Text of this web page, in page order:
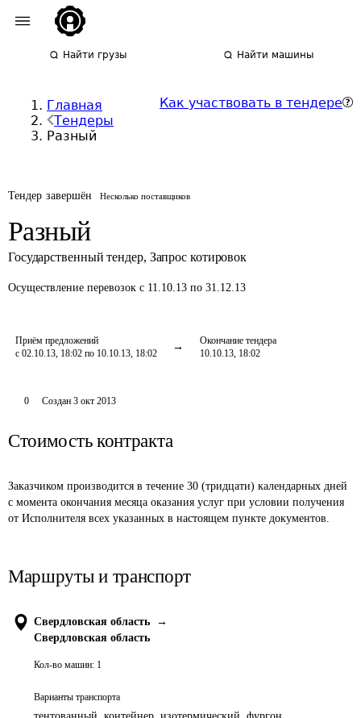
Найти грузы Найти машины
Главная
Тендеры
Разный
Как участвовать в тендере
Тендер завершён Несколько поставщиков
Разный
Государственный тендер, Запрос котировок
Осуществление перевозок с 11.10.13 по 31.12.13
Приём предложений
с 02.10.13, 18:02 по 10.10.13, 18:02
Окончание тендера
10.10.13, 18:02
0 Создан 3 окт 2013
Стоимость контракта
Заказчиком производится в течение 30 (тридцати) календарных дней
с момента окончания месяца оказания услуг при условии получения
от Исполнителя всех указанных в настоящем пункте документов.
Маршруты и транспорт
Свердловская область
→
Свердловская область
Кол-во машин: 1
Варианты транспорта